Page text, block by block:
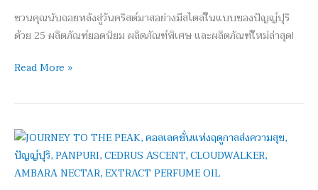
ชวนคุณนับถอยหลังสู่วันคริสต์มาสอย่างมีสไตล์ในแบบของปัญญ์ปุริ
ด้วย 25 ผลิตภัณฑ์ยอดนิยม ผลิตภัณฑ์พิเศษ และผลิตภัณฑ์ใหม่ล่าสุด!
Read More »
JOURNEY
TO
THE